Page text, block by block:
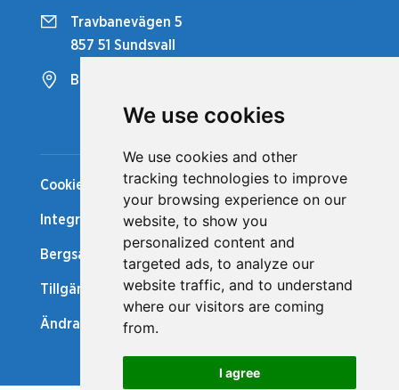
We use cookies
We use cookies and other
tracking technologies to improve
your browsing experience on our
website, to show you
personalized content and
targeted ads, to analyze our
website traffic, and to understand
where our visitors are coming
from.
I agree
Cookiepolicy
Integritetspolicy
Bergsåker Nytt
Tillgänglighetsredogörelse
Ändra cookie-inställningar
Travbanevägen 5
857 51 Sundsvall
Bergsåkers Travbana